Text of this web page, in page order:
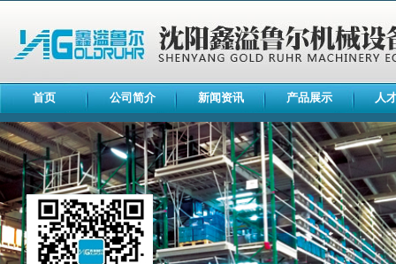
首页 公司简介 新闻资讯 产品展示 人